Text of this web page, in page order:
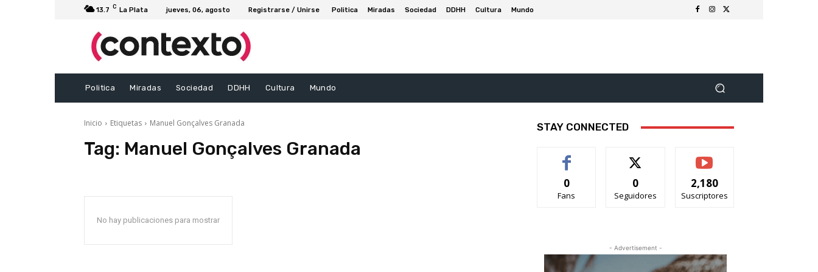
13.7 C La Plata jueves, 06, agosto Registrarse / Unirse Politica Miradas Sociedad DDHH Cultura Mundo
Politica Miradas Sociedad DDHH Cultura Mundo
Inicio Etiquetas Manuel Gonçalves Granada
Tag: Manuel Gonçalves Granada
No hay publicaciones para mostrar
STAY CONNECTED
0
Fans
0
Seguidores
2,180
Suscriptores
- Advertisement -